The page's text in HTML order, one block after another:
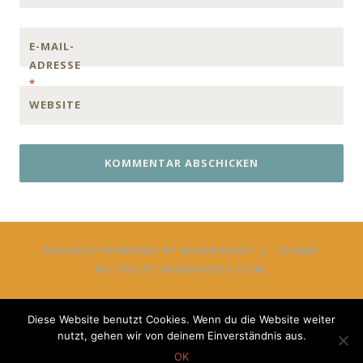
E-MAIL-
ADRESSE
*
WEBSITE
PROUDLY POWERED BY WORDPRESS |
THEME:
FICTIVE BY WORDPRESS.COM.
Diese Website benutzt Cookies. Wenn du die Website weiter
nutzt, gehen wir von deinem Einverständnis aus.
OK